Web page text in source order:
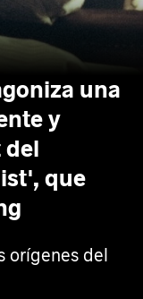
una
y
del
que
orígenes del